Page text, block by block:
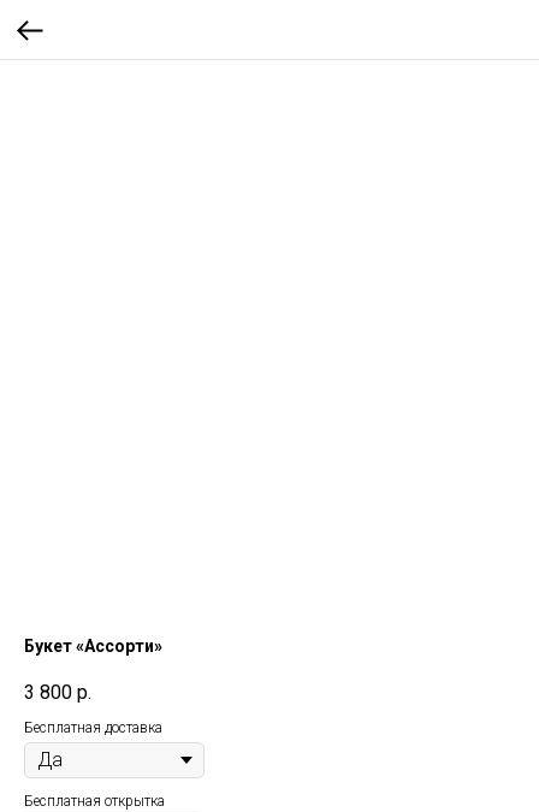
Букет «Ассорти»
3 800 р.
Бесплатная доставка
Бесплатная открытка